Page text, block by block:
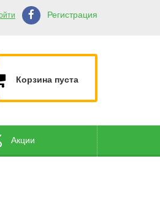
Регистрация
Корзина пуста
Акции